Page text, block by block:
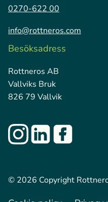
0270-622 00
info@rottneros.com
Besöksadress
Rottneros AB
Vallviks Bruk
826 79 Vallvik
© 2026 Copyright